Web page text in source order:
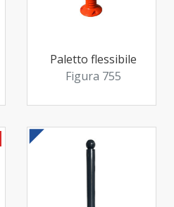
Paletto flessibile
Figura 755